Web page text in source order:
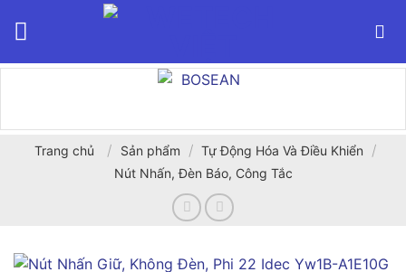
Trang chủ / Sản phẩm / Tự Động Hóa Và Điều Khiển /
Nút Nhấn, Đèn Báo, Công Tắc